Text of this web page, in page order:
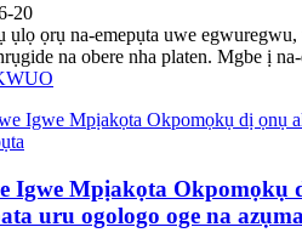
20
ụlọ ọrụ na-emepụta uwe
na obere nha platen. Mgbe ị
Igwe Mpịakọta Okpomọkụ
uru ogologo oge na